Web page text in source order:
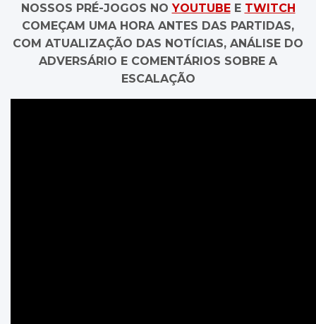
NOSSOS PRÉ-JOGOS NOYOUTUBEE TWITCH
COMEÇAM UMA HORA ANTES DAS PARTIDAS,
COM ATUALIZAÇÃO DAS NOTÍCIAS, ANÁLISE DO
ADVERSÁRIO E COMENTÁRIOS SOBRE A
ESCALAÇÃO